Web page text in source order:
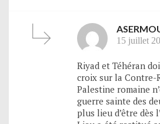
15 juillet
Riyad et Téhéran
croix sur la Contre-
Palestine romaine
guerre sainte des
plus lieu d’être dès